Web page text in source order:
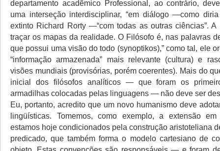
departamento acadêmico Professional, ao contrário,
uma interseção interdisciplinar, “em diálogo —como
extinto Richard Rorty —“com todas as outras ciências”. A
traçar os mapas da realidade. O Filósofo é, nas palavras
que possui uma visão do todo (synoptikos),” como tal, ele
“informação armazenada” mais relevante (cultura) e
visões mundiais (provisórias, porém coerentes). Mais do
inicial dos filósofos analíticos — que foram os
armadilhas colocadas pelas linguagens — não deve ser
Eu, portanto, acredito que um novo humanismo deve
lingüísticas. Tomemos, como exemplo, a extensão
estamos hoje condicionados pela construção aristoteliana
predicado, que também forma o modelo cartesiano de